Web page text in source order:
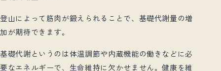
登山によって筋肉が鍛えられることで、基礎代謝量の増
加が期待できます。
基礎代謝というのは体温調節や内蔵機能の働きなどに必
要なエネルギーで、生命維持に欠かせません。健康を維